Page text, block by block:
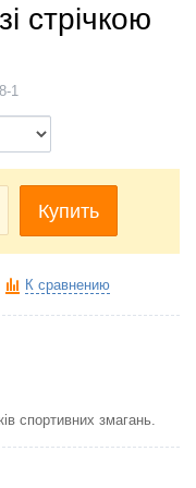
стрічкою
1
Купить
К сравнению
спортивних змагань.